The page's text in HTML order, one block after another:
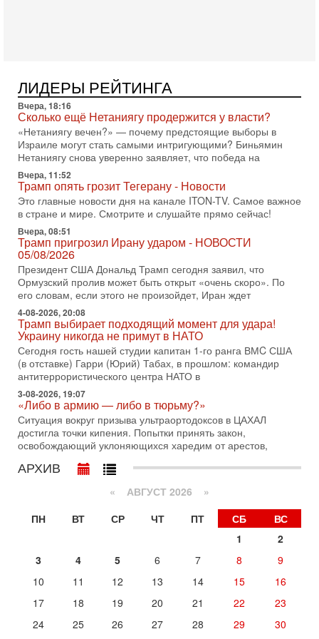
Иран доведет Трампа до крайних мер? Разбор и
оценка от военного обозревателя Давида Шарпа
Ситуация вокруг противостояния Ирана и США накаляется
с каждым днем. Почему Трамп в самый последний момент
отменил решение о нанесении тяжелых ударов
30-07-2026, 16:54
Покупатель авиакомпании «Аркия» намерен
запретить полеты по субботам!
Вокруг возможной продажи авиакомпании «Аркия»
разгорается громкий конфликт.
Трамп готовит удар по Ирану - НОВОСТИ 30/07/2026
Президент США Дональд Трамп сегодня рассматривает
возможность масштабной военной операции против Ирана
после ракетной атаки на американскую базу в
29-07-2026, 18:28
Трамп взбешен атакой на базы! Иран играет с огнем.
Израиль меняет курс
В эфире телеканала ITON-TV политолог Цви Маген,
дипломат, в прошлом - старший офицер военной разведки
АМАН, глава спецслужбы "Натив", ‎Чрезвычайный и
29-07-2026, 15:31
Иран готовит наземное вторжение. Израиль
повышает готовность. Развязка все ближе!
В эфире телеканала ITON-TV Григорий Тамар, офицер
ЦАХАЛа в отставке, писатель, журналист, военный историк.
Ведет программу Александр Гур-Арье.
29-07-2026, 11:48
Соцработники выходит на "тропу войны" с местными
могут перейти к акциям протеста. Гистадрут объявил о
начале трудового спора между Профсоюзом
Удар по Ирану неизбежен! Украина вступает в новую
Сегодня гость нашей студии капитан 1-го ранга ВМC США
(в отставке) Гарри (Юрий) Табах, в прошлом: командир
ЛИДЕРЫ РЕЙТИНГА
Вчера, 18:16
Сколько ещё Нетаниягу продержится у власти?
«Нетаниягу вечен?» — почему предстоящие выборы в
Израиле могут стать самыми интригующими? Биньямин
Нетаниягу снова уверенно заявляет, что победа на
Вчера, 11:52
Трамп опять грозит Тегерану - Новости
Это главные новости дня на канале ITON-TV. Самое важное
в стране и мире. Смотрите и слушайте прямо сейчас!
Вчера, 08:51
Трамп пригрозил Ирану ударом - НОВОСТИ
05/08/2026
Президент США Дональд Трамп сегодня заявил, что
Ормузский пролив может быть открыт «очень скоро». По
его словам, если этого не произойдет, Иран ждет
4-08-2026, 20:08
Трамп выбирает подходящий момент для удара!
Украину никогда не примут в НАТО
Сегодня гость нашей студии капитан 1-го ранга ВМC США
(в отставке) Гарри (Юрий) Табах, в прошлом: командир
антитеррористического центра НАТО в
3-08-2026, 19:07
«Либо в армию — либо в тюрьму?»
Ситуация вокруг призыва ультраортодоксов в ЦАХАЛ
достигла точки кипения. Попытки принять закон,
освобождающий уклоняющихся харедим от арестов,
АРХИВ
« АВГУСТ 2026 »
ПН
ВТ СР ЧТ ПТ СБ
ВС
1
2
3
4 5 6 7 8
9
10
11 12 13 14 15
16
17
18 19 20 21 22
23
24
25 26 27 28 29
30